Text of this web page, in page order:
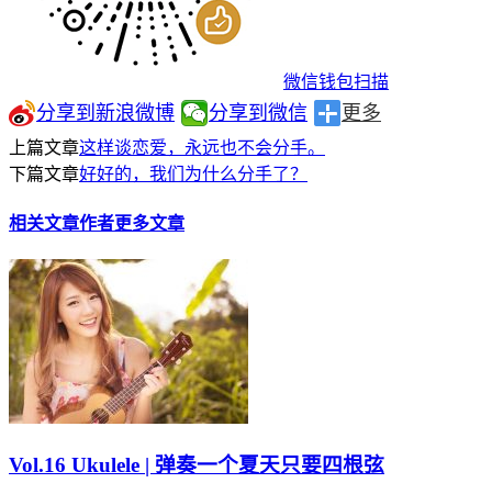
微信钱包扫描
分享到新浪微博 分享到微信 更多
上篇文章这样谈恋爱，永远也不会分手。
下篇文章好好的，我们为什么分手了？
相关文章作者更多文章
Vol.16 Ukulele | 弹奏一个夏天只要四根弦